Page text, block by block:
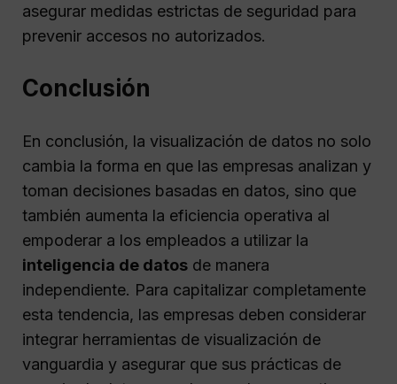
asegurar medidas estrictas de seguridad para
prevenir accesos no autorizados.
Conclusión
En conclusión, la visualización de datos no solo
cambia la forma en que las empresas analizan y
toman decisiones basadas en datos, sino que
también aumenta la eficiencia operativa al
empoderar a los empleados a utilizar la
inteligencia de datos de manera
independiente. Para capitalizar completamente
esta tendencia, las empresas deben considerar
integrar herramientas de visualización de
vanguardia y asegurar que sus prácticas de